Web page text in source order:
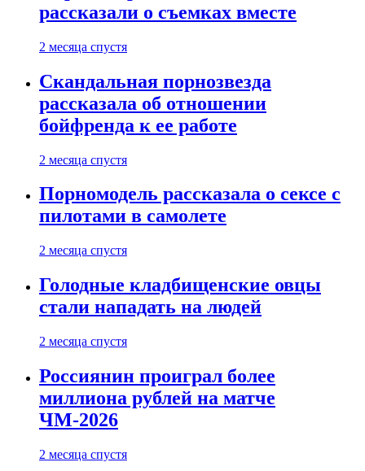
рассказали о съемках вместе
2 месяца спустя
Скандальная порнозвезда
рассказала об отношении
бойфренда к ее работе
2 месяца спустя
Порномодель рассказала о сексе с
пилотами в самолете
2 месяца спустя
Голодные кладбищенские овцы
стали нападать на людей
2 месяца спустя
Россиянин проиграл более
миллиона рублей на матче
ЧМ-2026
2 месяца спустя